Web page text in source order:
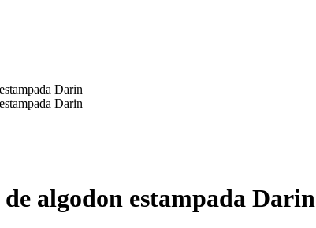
algodon estampada Darin